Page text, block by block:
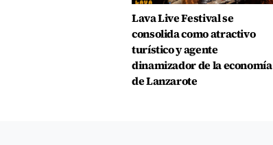
Lava Live Festival se
consolida como atractivo
turístico y agente
dinamizador de la economía
de Lanzarote